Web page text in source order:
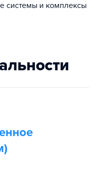
системы и комплексы